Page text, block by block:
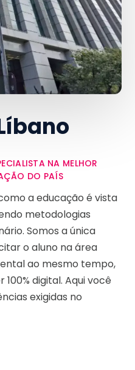
NA MELHOR
DO PAÍS
a educação é vista
metodologias
Somos a única
o aluno na área
ao mesmo tempo,
digital. Aqui você
exigidas no